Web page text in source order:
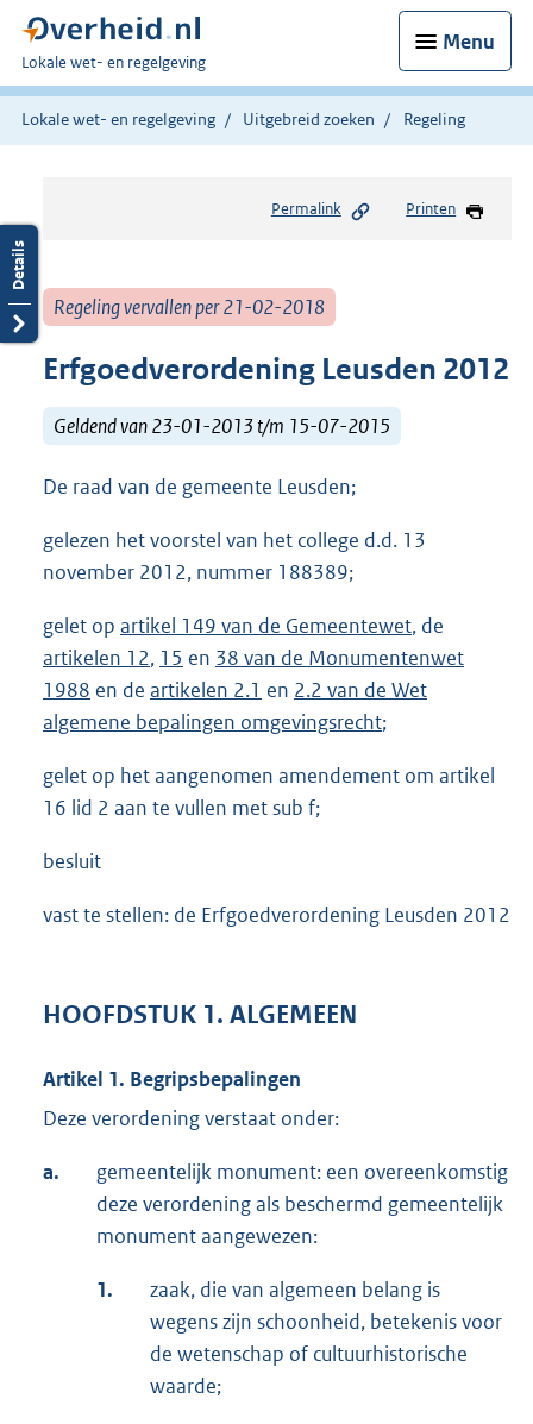
Menu
U
bent
hier:
Lokale wet- en regelgeving
Lokale wet- en regelgeving Uitgebreid zoeken Regeling
Permalink Printen
Regeling vervallen per 21-02-2018
Erfgoedverordening Leusden 2012
Geldend van 23-01-2013 t/m 15-07-2015
De raad van de gemeente Leusden;
gelezen het voorstel van het college d.d. 13
november 2012, nummer 188389;
gelet op artikel 149 van de Gemeentewet, de
artikelen 12, 15 en 38 van de Monumentenwet
1988 en de artikelen 2.1 en 2.2 van de Wet
algemene bepalingen omgevingsrecht;
gelet op het aangenomen amendement om artikel
16 lid 2 aan te vullen met sub f;
besluit
vast te stellen: de Erfgoedverordening Leusden 2012
HOOFDSTUK 1. ALGEMEEN
Artikel 1. Begripsbepalingen
Deze verordening verstaat onder:
a.
gemeentelijk monument: een overeenkomstig
deze verordening als beschermd gemeentelijk
monument aangewezen:
1.
zaak, die van algemeen belang is
wegens zijn schoonheid, betekenis voor
de wetenschap of cultuurhistorische
waarde;